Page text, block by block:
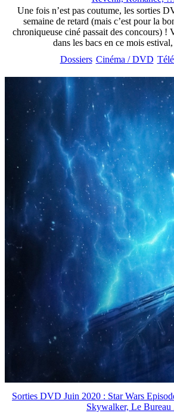
Une fois n’est pas coutume, les sorties
semaine de retard (mais c’est pour la
chroniqueuse ciné passait des concours) !
dans les bacs en ce mois
Dossiers Cinéma / DVD
Sorties DVD Juin 2020 : Star Wars
Skywalker, Le Bureau